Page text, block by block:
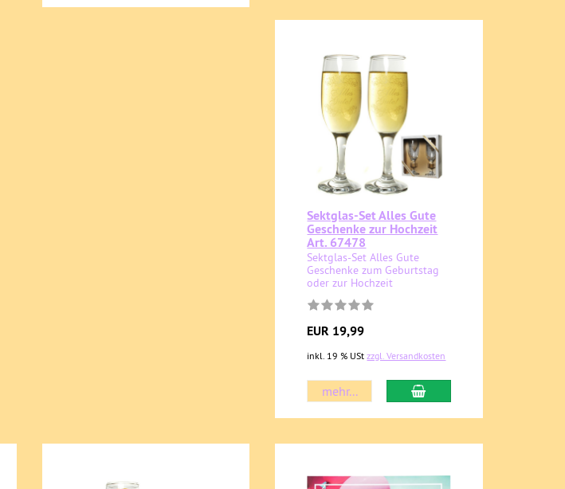
Sektglas-Set Alles Gute
Geschenke zur Hochzeit
Art. 67478
Sektglas-Set Alles Gute
Geschenke zum Geburtstag
oder zur Hochzeit
EUR 19,99
inkl. 19 % UStzzgl. Versandkosten
mehr...